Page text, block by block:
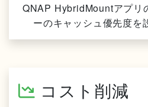
QNAP HybridMountアプリ
ーのキャッシュ優先度を
コスト削減